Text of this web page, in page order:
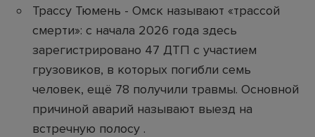
Трассу Тюмень - Омск называют «трассой
смерти»: с начала 2026 года здесь
зарегистрировано 47 ДТП с участием
грузовиков, в которых погибли семь
человек, ещё 78 получили травмы. Основной
причиной аварий называют выезд на
встречную полосу .